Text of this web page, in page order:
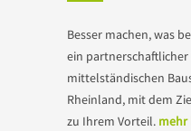
Besser machen, was
ein
mittelständischen
Rheinland, mit dem
zu Ihrem Vorteil. mehr